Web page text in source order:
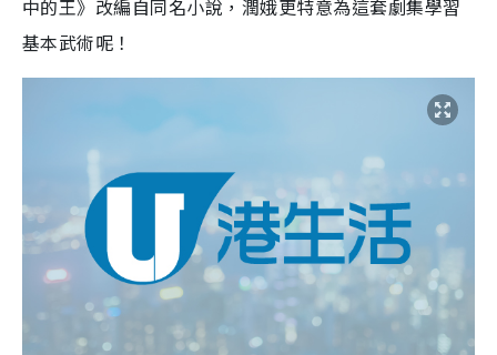
中的王》改編自同名小說，潤娥更特意為這套劇集學習
基本武術呢！